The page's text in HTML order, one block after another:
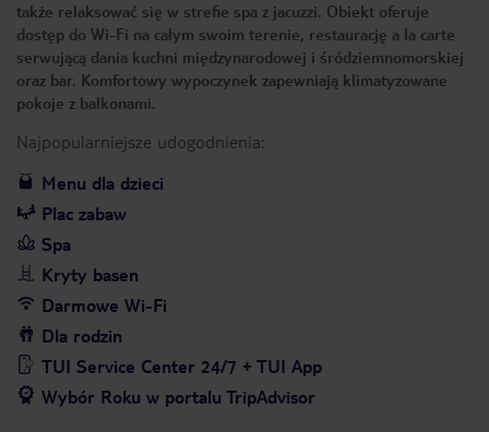
także relaksować się w strefie spa z jacuzzi. Obiekt oferuje
dostęp do Wi-Fi na całym swoim terenie, restaurację a la carte
serwującą dania kuchni międzynarodowej i śródziemnomorskiej
oraz bar. Komfortowy wypoczynek zapewniają klimatyzowane
pokoje z balkonami.
Najpopularniejsze udogodnienia:
Menu dla dzieci
Plac zabaw
Spa
Kryty basen
Darmowe Wi-Fi
Dla rodzin
TUI Service Center 24/7 + TUI App
Wybór Roku w portalu TripAdvisor